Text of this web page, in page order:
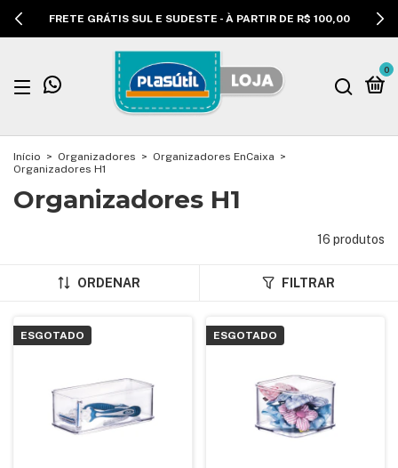
FRETE GRÁTIS SUL E SUDESTE - À PARTIR DE R$ 100,00
0
Início > Organizadores > Organizadores EnCaixa >
Organizadores H1
Organizadores H1
16 produtos
ORDENAR FILTRAR
ESGOTADO ESGOTADO